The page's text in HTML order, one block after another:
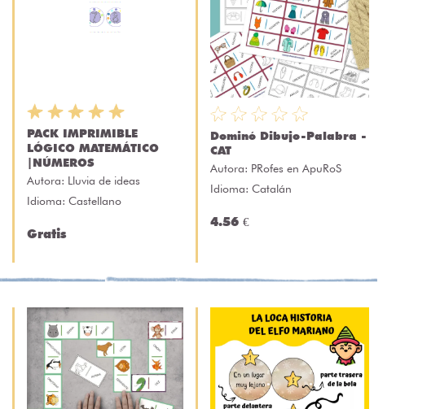
PACK IMPRIMIBLE
LÓGICO MATEMÁTICO
|NÚMEROS
Autora: Lluvia de ideas
Idioma: Castellano
Gratis
Dominó Dibujo-Palabra -
CAT
Autora: PRofes en ApuRoS
Idioma: Catalán
4.56 €